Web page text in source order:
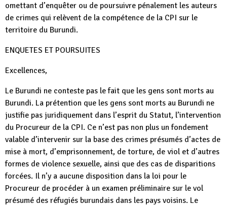
omettant d’enquêter ou de poursuivre pénalement les auteurs
de crimes qui relèvent de la compétence de la CPI sur le
territoire du Burundi.
ENQUETES ET POURSUITES
Excellences,
Le Burundi ne conteste pas le fait que les gens sont morts au
Burundi. La prétention que les gens sont morts au Burundi ne
justifie pas juridiquement dans l’esprit du Statut, l’intervention
du Procureur de la CPI. Ce n’est pas non plus un fondement
valable d’intervenir sur la base des crimes présumés d’actes de
mise à mort, d’emprisonnement, de torture, de viol et d’autres
formes de violence sexuelle, ainsi que des cas de disparitions
forcées. Il n’y a aucune disposition dans la loi pour le
Procureur de procéder à un examen préliminaire sur le vol
présumé des réfugiés burundais dans les pays voisins. Le